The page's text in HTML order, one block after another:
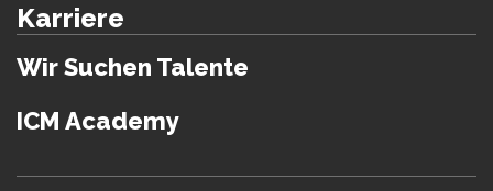
Karriere
Wir Suchen Talente
ICM Academy